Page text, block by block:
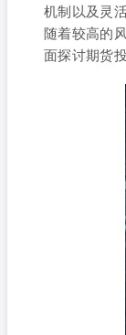
机制以及灵
随着较高的
面探讨期货